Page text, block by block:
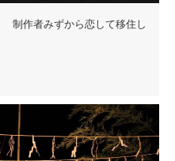
制作者みずから恋して移住し